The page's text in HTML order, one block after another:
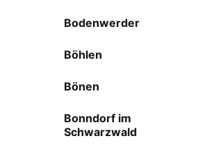
Bodenwerder
Böhlen
Bönen
Bonndorf im
Schwarzwald